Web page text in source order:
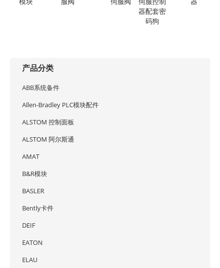
模块 服阀 伺服阀
伺服控制
器配套密
码狗
器
产品分类
ABB系统备件
Allen-Bradley PLC模块配件
ALSTOM 控制面板
ALSTOM 阿尔斯通
AMAT
B&R模块
BASLER
Bently卡件
DEIF
EATON
ELAU